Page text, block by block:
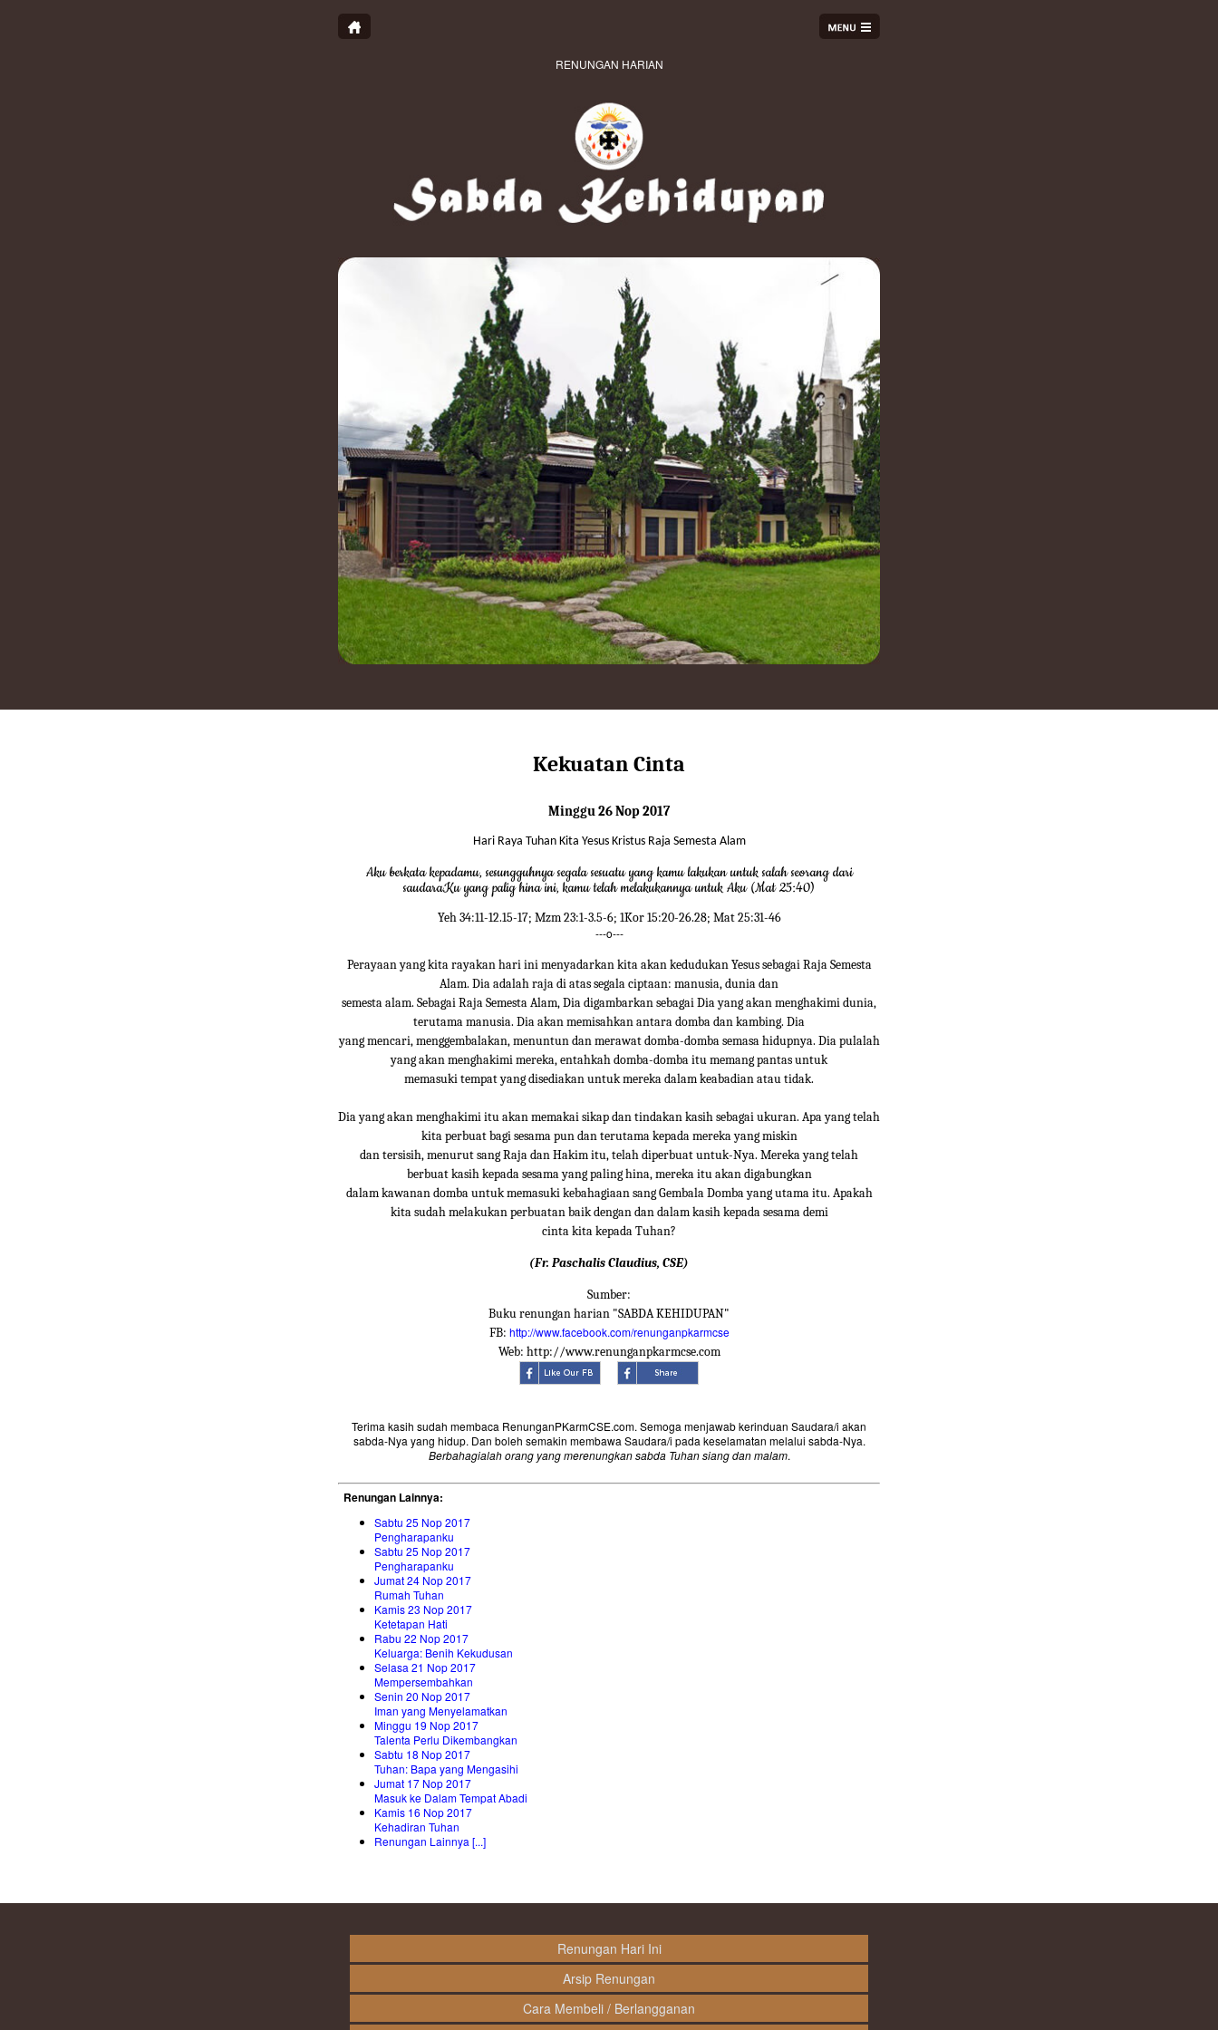
RENUNGAN HARIAN
Kekuatan Cinta
Minggu 26 Nop 2017
Hari Raya Tuhan Kita Yesus Kristus Raja Semesta Alam
Aku berkata kepadamu, sesungguhnya segala sesuatu yang kamu lakukan untuk salah seorang dari
saudaraKu yang palig hina ini, kamu telah melakukannya untuk Aku (Mat 25:40)
Yeh 34:11-12.15-17; Mzm 23:1-3.5-6; 1Kor 15:20-26.28; Mat 25:31-46
---o---
Perayaan yang kita rayakan hari ini menyadarkan kita akan kedudukan Yesus sebagai Raja Semesta
Alam. Dia adalah raja di atas segala ciptaan: manusia, dunia dan
semesta alam. Sebagai Raja Semesta Alam, Dia digambarkan sebagai Dia yang akan menghakimi dunia,
terutama manusia. Dia akan memisahkan antara domba dan kambing. Dia
yang mencari, menggembalakan, menuntun dan merawat domba-domba semasa hidupnya. Dia pulalah
yang akan menghakimi mereka, entahkah domba-domba itu memang pantas untuk
memasuki tempat yang disediakan untuk mereka dalam keabadian atau tidak.
Dia yang akan menghakimi itu akan memakai sikap dan tindakan kasih sebagai ukuran. Apa yang telah
kita perbuat bagi sesama pun dan terutama kepada mereka yang miskin
dan tersisih, menurut sang Raja dan Hakim itu, telah diperbuat untuk-Nya. Mereka yang telah
berbuat kasih kepada sesama yang paling hina, mereka itu akan digabungkan
dalam kawanan domba untuk memasuki kebahagiaan sang Gembala Domba yang utama itu. Apakah
kita sudah melakukan perbuatan baik dengan dan dalam kasih kepada sesama demi
cinta kita kepada Tuhan?
(Fr. Paschalis Claudius, CSE)
Sumber:
Buku renungan harian "SABDA KEHIDUPAN"
FB: http://www.facebook.com/renunganpkarmcse
Web: http://www.renunganpkarmcse.com
Terima kasih sudah membaca RenunganPKarmCSE.com. Semoga menjawab kerinduan Saudara/i akan
sabda-Nya yang hidup. Dan boleh semakin membawa Saudara/i pada keselamatan melalui sabda-Nya.
Berbahagialah orang yang merenungkan sabda Tuhan siang dan malam.
Renungan Lainnya:
Sabtu 25 Nop 2017
Pengharapanku
Sabtu 25 Nop 2017
Pengharapanku
Jumat 24 Nop 2017
Rumah Tuhan
Kamis 23 Nop 2017
Ketetapan Hati
Rabu 22 Nop 2017
Keluarga: Benih Kekudusan
Selasa 21 Nop 2017
Mempersembahkan
Senin 20 Nop 2017
Iman yang Menyelamatkan
Minggu 19 Nop 2017
Talenta Perlu Dikembangkan
Sabtu 18 Nop 2017
Tuhan: Bapa yang Mengasihi
Jumat 17 Nop 2017
Masuk ke Dalam Tempat Abadi
Kamis 16 Nop 2017
Kehadiran Tuhan
Renungan Lainnya [...]
Renungan Hari Ini
Arsip Renungan
Cara Membeli / Berlangganan